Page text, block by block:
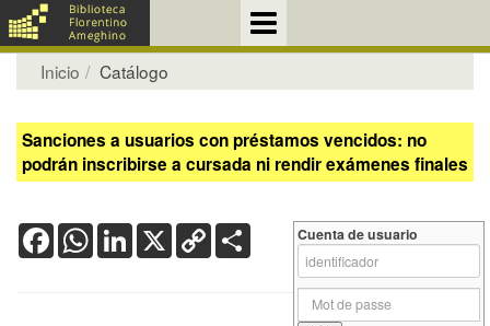
Inicio Catálogo
Sanciones a usuarios con préstamos vencidos: no
podrán inscribirse a cursada ni rendir exámenes finales
FacebookWhatsApp
LinkedIn
X Copy
Link
Cuenta de usuario